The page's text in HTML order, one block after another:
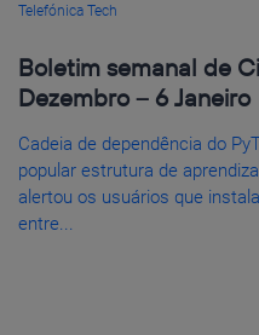
Telefónica Tech
Boletim semanal de
Dezembro – 6 Janeiro
Cadeia de dependência do
popular estrutura de
alertou os usuários que
entre...